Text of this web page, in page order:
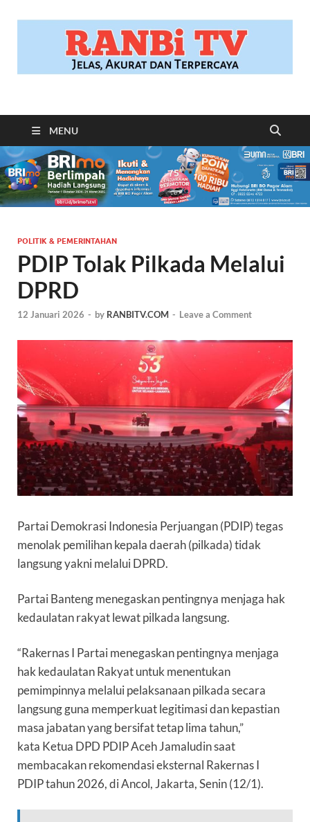
RANBITV.COM
MENU
POLITIK & PEMERINTAHAN
PDIP Tolak Pilkada Melalui
DPRD
12 Januari 2026 - by RANBITV.COM - Leave a Comment
Partai Demokrasi Indonesia Perjuangan (PDIP)tegas
menolak pemilihan kepala daerah (pilkada) tidak
langsung yakni melalui DPRD.
Partai Banteng menegaskan pentingnya menjaga hak
kedaulatan rakyat lewat pilkada langsung.
“Rakernas I Partai menegaskan pentingnya menjaga
hak kedaulatan Rakyat untuk menentukan
pemimpinnya melalui pelaksanaan pilkada secara
langsung guna memperkuat legitimasi dan kepastian
masa jabatan yang bersifat tetap lima tahun,”
kata Ketua DPD PDIP Aceh Jamaludin saat
membacakan rekomendasi eksternal Rakernas I
PDIP tahun 2026, di Ancol, Jakarta, Senin (12/1).